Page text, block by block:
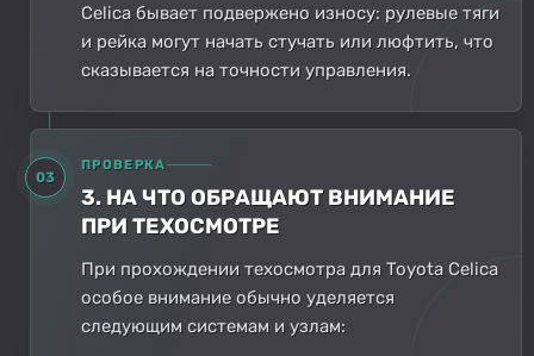
Celica бывает подвержено износу: рулевые тяги
и рейка могут начать стучать или люфтить, что
сказывается на точности управления.
03
ПРОВЕРКА
3. НА ЧТО ОБРАЩАЮТ ВНИМАНИЕ
ПРИ ТЕХОСМОТРЕ
При прохождении техосмотра для Toyota Celica
особое внимание обычно уделяется
следующим системам и узлам: